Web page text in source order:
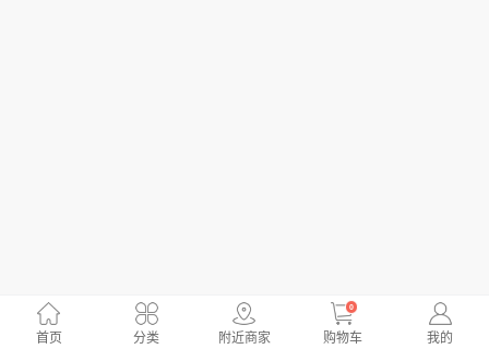
首页 分类 附近商家
0
购物车 我的